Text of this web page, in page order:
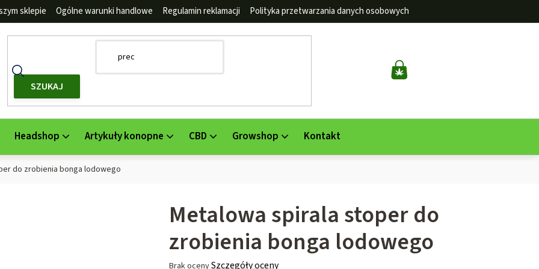
sklepie Ogólne warunki handlowe Regulamin reklamacji Polityka przetwarzania danych osobowych
SZUKAJ KOSZYK
Headshop Artykuły konopne CBD Growshop Kontakt
do zrobienia bonga lodowego
Metalowa spirala stoper do
zrobienia bonga lodowego
Średnia
Brak ocenySzczegóły oceny